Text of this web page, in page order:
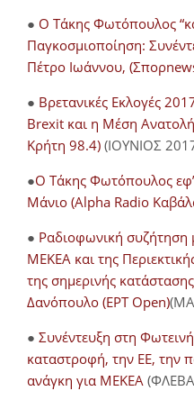
● Ο Τάκης Φωτόπουλος
Παγκοσμιοποίηση:
Πέτρο Ιωάννου,
● Βρετανικές Εκλογές
Brexit και η Μέση
Κρήτη 98.4) (ΙΟΥΝΙΟΣ
●O Τάκης Φωτόπουλος
Μάνιο (Alpha Radio
● Ραδιοφωνική συζήτηση
ΜΕΚΕΑ και της
της σημερινής
Δανόπουλο (ΕΡΤ Open)
● Συνέντευξη στη
καταστροφή, την ΕΕ, την
ανάγκη για ΜΕΚΕΑ